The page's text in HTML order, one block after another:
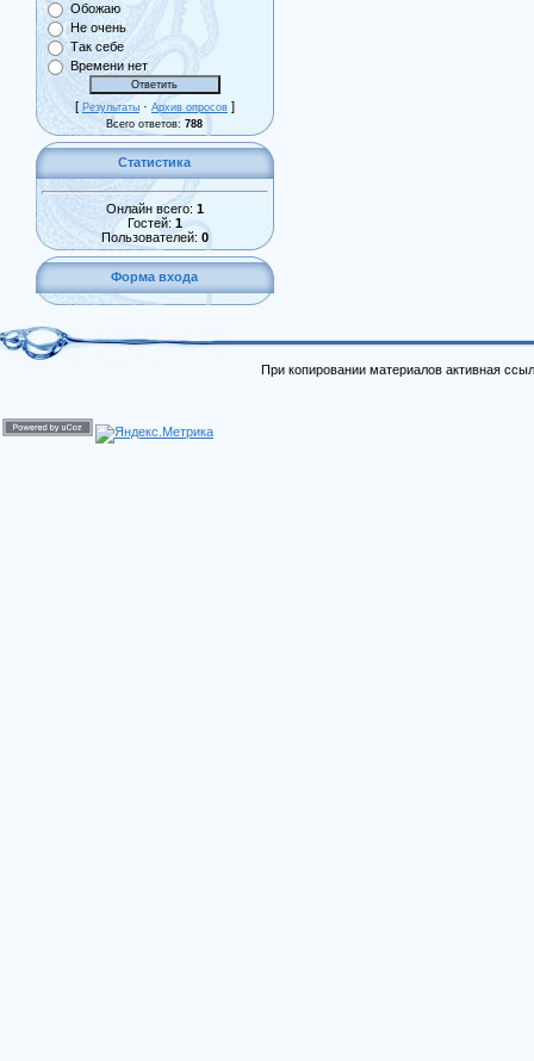
Обожаю
Не очень
Так себе
Времени нет
[ Результаты · Архив опросов ]
Всего ответов:788
Статистика
Онлайн всего: 1
Гостей: 1
Пользователей: 0
Форма входа
При копировании материалов активная